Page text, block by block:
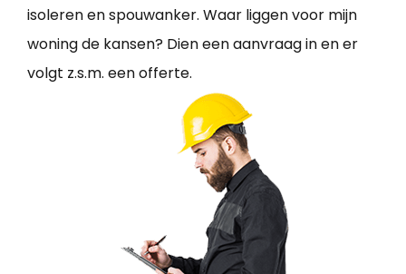
isoleren en spouwanker. Waar liggen voor mijn
woning de kansen? Dien een aanvraag in en er
volgt z.s.m. een offerte.